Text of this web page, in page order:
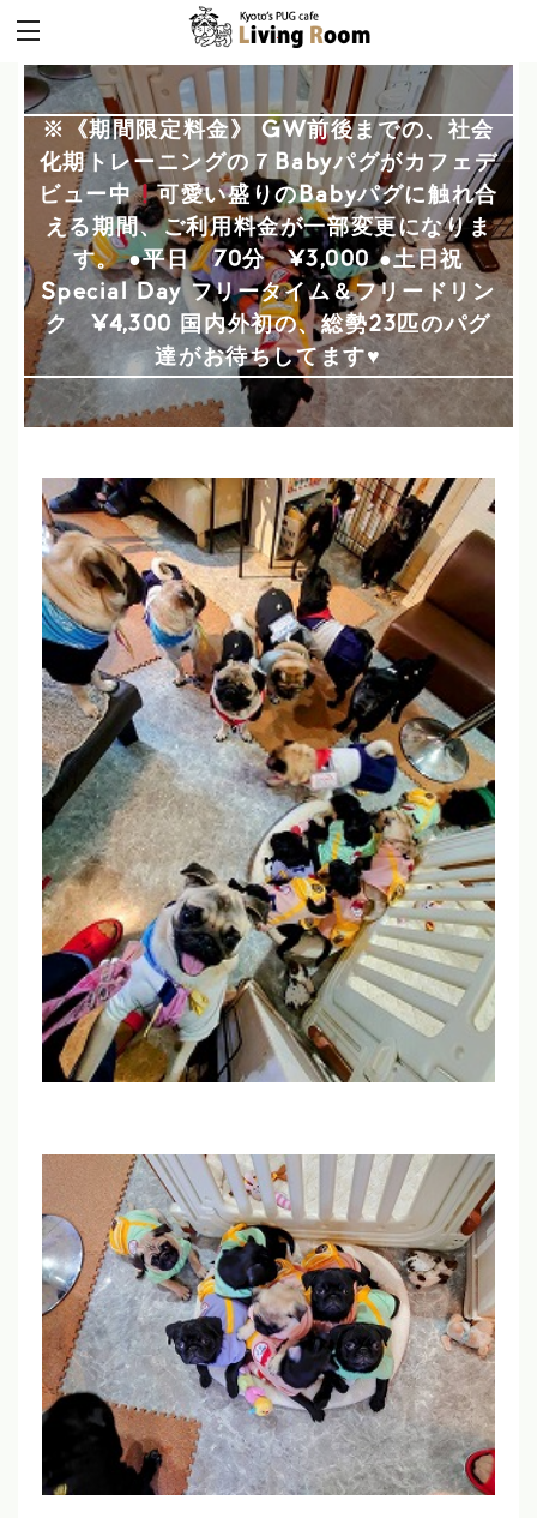
※《期間限定料金》 GW前後までの、社会
化期トレーニングの７Babyパグがカフェデ
ビュー中
可愛い盛りのBabyパグに触れ合
える期間、ご利用料金が一部変更になりま
す。 ●平日 70分 ¥3,000 ●土日祝
Special Day フリータイム＆フリードリン
ク ¥4,300 国内外初の、総勢23匹のパグ
達がお待ちしてます♥